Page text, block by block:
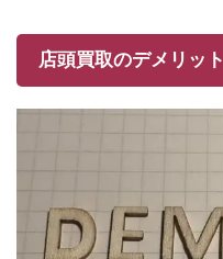
店頭買取のデメリット